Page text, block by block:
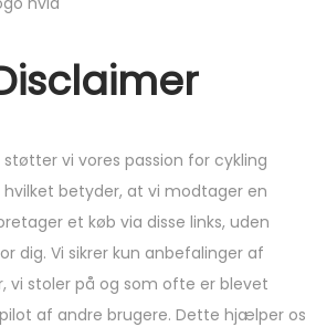
støtter vi vores passion for cykling
betyder, at vi modtager en
et køb via disse links, uden
dig. Vi sikrer kun anbefalinger af
vi stoler på og som ofte er blevet
af andre brugere. Dette hjælper os